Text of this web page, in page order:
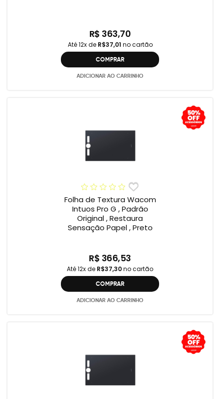
R$ 363,70
Até 12x de R$37,01 no cartão
COMPRAR
ADICIONAR AO CARRINHO
Folha de Textura Wacom
Intuos Pro G , Padrão
Original , Restaura
Sensação Papel , Preto
R$ 366,53
Até 12x de R$37,30no cartão
COMPRAR
ADICIONAR AO CARRINHO